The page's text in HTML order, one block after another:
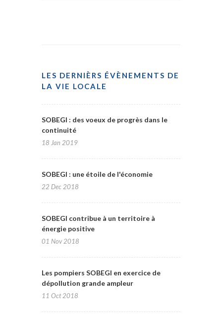
LES DERNIÈRS ÉVÈNEMENTS DE
LA VIE LOCALE
SOBEGI : des voeux de progrès dans le
continuité
18 Jan 2019
SOBEGI : une étoile de l'économie
22 Dec 2018
SOBEGI contribue à un territoire à
énergie positive
01 Nov 2018
Les pompiers SOBEGI en exercice de
dépollution grande ampleur
11 Oct 2018